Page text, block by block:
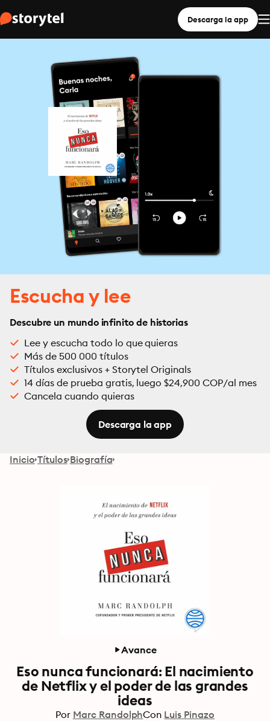
Descarga la app
Escucha y lee
Descubre un mundo infinito de historias
Lee y escucha todo lo que quieras
Más de 500 000 títulos
Títulos exclusivos + Storytel Originals
14 días de prueba gratis, luego $24,900 COP/al mes
Cancela cuando quieras
Descarga la app
Inicio Títulos Biografía
Avance
Eso nunca funcionará: El nacimiento
de Netflix y el poder de las grandes
ideas
Por Marc RandolphCon Luis Pinazo